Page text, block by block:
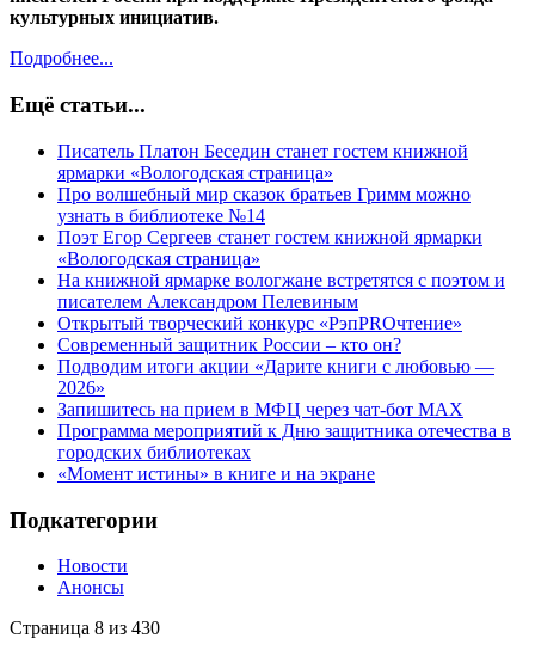
культурных инициатив.
Подробнее...
Ещё статьи...
Писатель Платон Беседин станет гостем книжной
ярмарки «Вологодская страница»
Про волшебный мир сказок братьев Гримм можно
узнать в библиотеке №14
Поэт Егор Сергеев станет гостем книжной ярмарки
«Вологодская страница»
На книжной ярмарке вологжане встретятся с поэтом и
писателем Александром Пелевиным
Открытый творческий конкурс «РэпPROчтение»
Современный защитник России – кто он?
Подводим итоги акции «Дарите книги с любовью —
2026»
Запишитесь на прием в МФЦ через чат-бот MAX
Программа мероприятий к Дню защитника отечества в
городских библиотеках
«Момент истины» в книге и на экране
Подкатегории
Новости
Анонсы
Страница 8 из 430